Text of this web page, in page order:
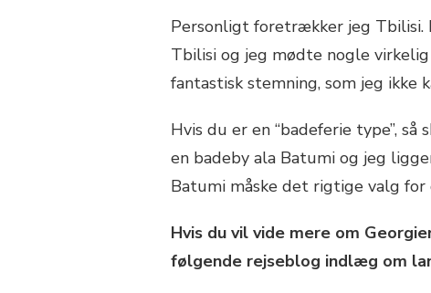
Personligt foretrækker jeg Tbilisi.
Tbilisi og jeg mødte nogle
fantastisk stemning, som jeg ikke
Hvis du er en “badeferie type”,
en badeby ala Batumi og jeg
Batumi måske det rigtige valg for
Hvis du vil vide mere om
følgende rejseblog indlæg om